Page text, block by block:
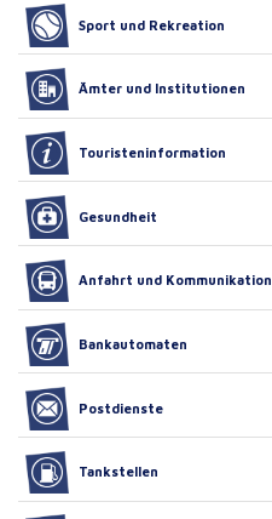
Sport und Rekreation
Ämter und Institutionen
Touristeninformation
Gesundheit
Anfahrt und Kommunikation
Bankautomaten
Postdienste
Tankstellen